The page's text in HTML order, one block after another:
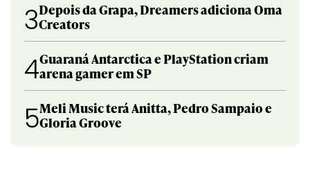
3Depois da Grapa, Dreamers adiciona Oma
Creators
4Guaraná Antarctica e PlayStation criam
arena gamer em SP
5Meli Music terá Anitta, Pedro Sampaio e
Gloria Groove